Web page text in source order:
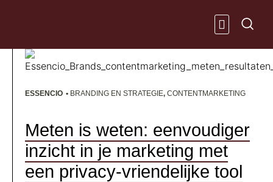
inhoud
ESSENCIO • BRANDING EN STRATEGIE, CONTENTMARKETING
Meten is weten: eenvoudiger
inzicht in je marketing met
een privacy-vriendelijke tool